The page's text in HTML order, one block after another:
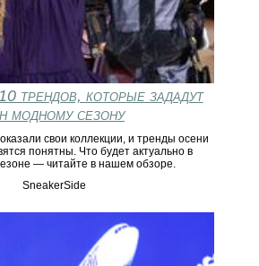
трендов, которые зададут
модному сезону
свои коллекции, и тренды осени
понятны. Что будет актуально в
— читайте в нашем обзоре.
SneakerSide